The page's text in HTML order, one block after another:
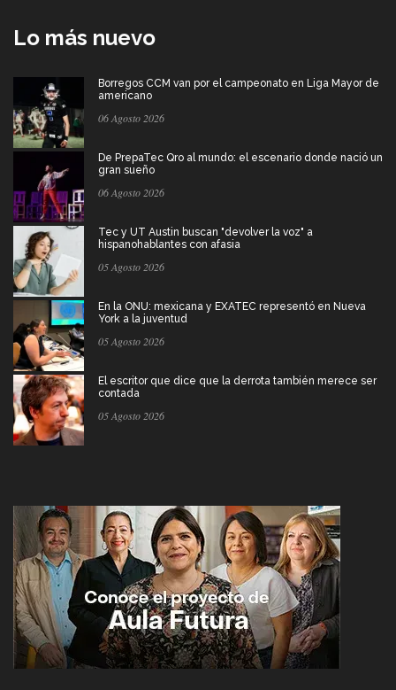
Lo más nuevo
Borregos CCM van por el campeonato en Liga Mayor de
americano
06 Agosto 2026
De PrepaTec Qro al mundo: el escenario donde nació un
gran sueño
06 Agosto 2026
Tec y UT Austin buscan "devolver la voz" a
hispanohablantes con afasia
05 Agosto 2026
En la ONU: mexicana y EXATEC representó en Nueva
York a la juventud
05 Agosto 2026
El escritor que dice que la derrota también merece ser
contada
05 Agosto 2026